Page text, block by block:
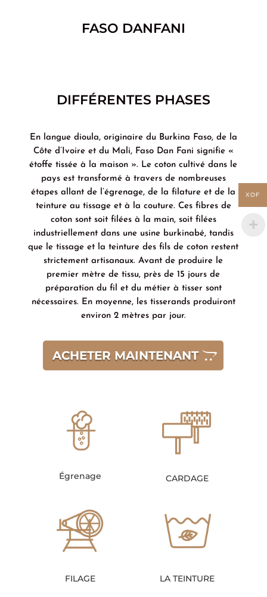
FASO DANFANI
DIFFÉRENTES PHASES
En langue dioula, originaire du Burkina Faso, de la
Côte d’Ivoire et du Mali, Faso Dan Fani signifie «
étoffe tissée à la maison ». Le coton cultivé dans le
pays est transformé à travers de nombreuses
étapes allant de l’égrenage, de la filature et de la
teinture au tissage et à la couture. Ces fibres de
coton sont soit filées à la main, soit filées
industriellement dans une usine burkinabé, tandis
que le tissage et la teinture des fils de coton restent
strictement artisanaux. Avant de produire le
premier mètre de tissu, près de 15 jours de
préparation du fil et du métier à tisser sont
nécessaires. En moyenne, les tisserands produiront
environ 2 mètres par jour.
ACHETER MAINTENANT
Égrenage CARDAGE
FILAGE LA TEINTURE
XOF